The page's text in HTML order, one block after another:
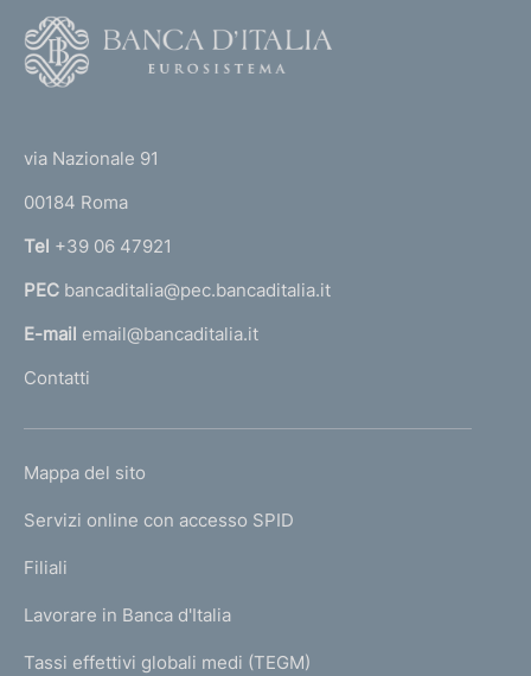
r
n
a
l
m
e
a
g
via Nazionale 91
00184 Roma
Tel +39 06 47921
PEC bancaditalia@pec.bancaditalia.it
E-mail email@bancaditalia.it
Contatti
L
N
K
T
I
Mappa del sito
Servizi online con accesso SPID
Filiali
Lavorare in Banca d'Italia
Tassi effettivi globali medi (TEGM)